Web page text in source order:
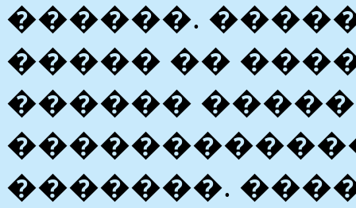
������.
����� ��
������
�������.